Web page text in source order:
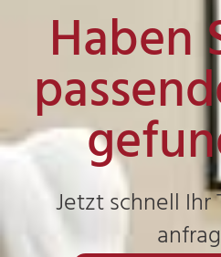
Haben
Jetzt schnell